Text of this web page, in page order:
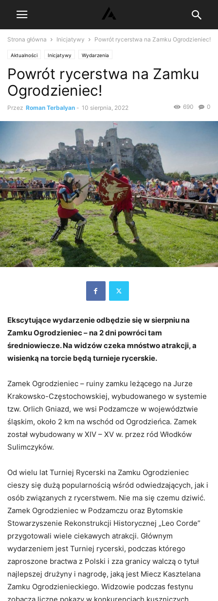
Strona główna Inicjatywy Powrót rycerstwa na Zamku Ogrodzieniec!
Aktualności Inicjatywy Wydarzenia
Powrót rycerstwa na Zamku
Ogrodzieniec!
Przez Roman Terbalyan - 10 sierpnia, 2022 0
690
Ekscytujące wydarzenie odbędzie się w sierpniu na
Zamku Ogrodzieniec – na 2 dni powróci tam
średniowiecze. Na widzów czeka mnóstwo atrakcji, a
wisienką na torcie będą turnieje rycerskie.
Zamek Ogrodzieniec – ruiny zamku leżącego na Jurze
Krakowsko-Częstochowskiej, wybudowanego w systemie
tzw. Orlich Gniazd, we wsi Podzamcze w województwie
śląskim, około 2 km na wschód od Ogrodzieńca. Zamek
został wybudowany w XIV – XV w. przez ród Włodków
Sulimczyków.
Od wielu lat Turniej Rycerski na Zamku Ogrodzieniec
cieszy się dużą popularnością wśród odwiedzających, jak i
osób związanych z rycerstwem. Nie ma się czemu dziwić.
Zamek Ogrodzieniec w Podzamczu oraz Bytomskie
Stowarzyszenie Rekonstrukcji Historycznej „Leo Corde”
przygotowali wiele ciekawych atrakcji. Głównym
wydarzeniem jest Turniej rycerski, podczas którego
zaproszone bractwa z Polski i zza granicy walczą o tytuł
najlepszej drużyny i nagrodę, jaką jest Miecz Kasztelana
Zamku Ogrodzienieckiego. Widzowie podczas festynu